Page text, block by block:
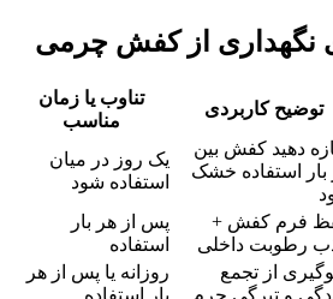
نگهداری از کفش چرمی
توضیح کاربردی
تناوب یا زمان
مناسب
دهید کفش بین
بار استفاده خشک
یک روز در میان
استفاده شود
فرم کفش +
رطوبت داخلی
پس از هر بار
استفاده
از تجمع
روزانه یا پس از هر